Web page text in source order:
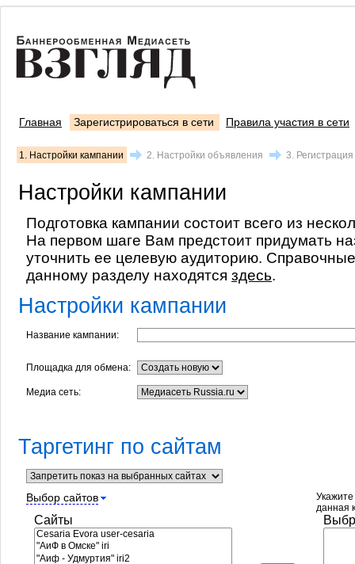
Главная Зарегистрироваться в сети Правила участия в сети
1. Настройки кампании 2. Настройки объявления 3. Регистрация
Настройки кампании
Подготовка кампании состоит всего из
На первом шаге Вам предстоит придумать
уточнить ее целевую аудиторию.
данному разделу находятся здесь.
Настройки кампании
Название кампании:
Площадка для обмена:
Медиа сеть:
Таргетинг по сайтам
Укажите
данная
Выбор сайтов
Сайты